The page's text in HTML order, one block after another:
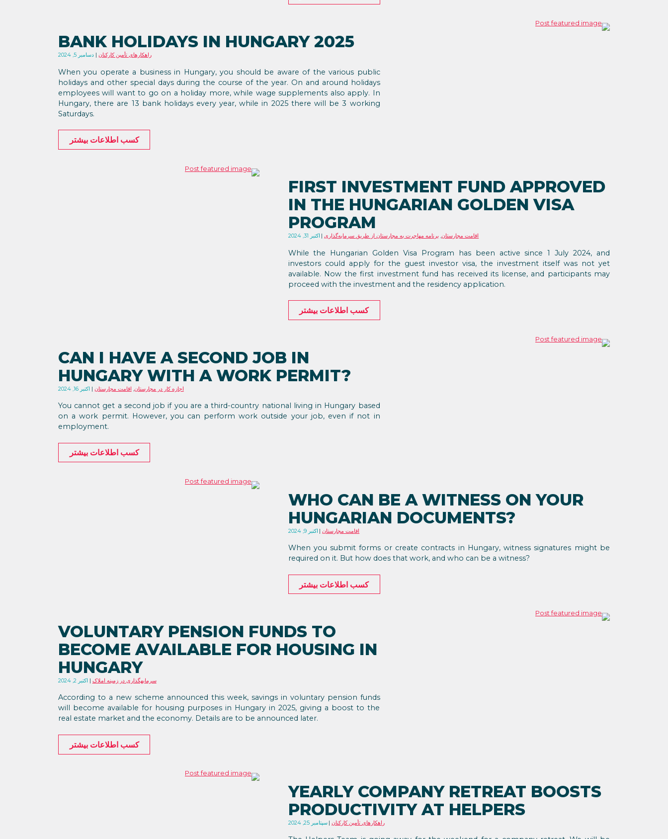
BANK HOLIDAYS IN HUNGARY 2025
دسامبر 5, 2024 راهکارهای تأمین کارکنان
When you operate a business in Hungary, you should be aware of the various public
holidays and other special days during the course of the year. On and around holidays
employees will want to go on a holiday more, while wage supplements also apply. In
Hungary, there are 13 bank holidays every year, while in 2025 there will be 3 working
Saturdays.
کسب اطلاعات بیشتر
FIRST INVESTMENT FUND APPROVED
IN THE HUNGARIAN GOLDEN VISA
PROGRAM
اکتبر 31, 2024 اقامت مجارستان, برنامه مهاجرت به مجارستان از طریق سرمایه‌گذاری
While the Hungarian Golden Visa Program has been active since 1 July 2024, and
investors could apply for the guest investor visa, the investment itself was not yet
available. Now the first investment fund has received its license, and participants may
proceed with the investment and the residency application.
کسب اطلاعات بیشتر
CAN I HAVE A SECOND JOB IN
HUNGARY WITH A WORK PERMIT?
اکتبر 16, 2024 اجازه کار در مجارستان اقامت مجارستان
You cannot get a second job if you are a third-country national living in Hungary based
on a work permit. However, you can perform work outside your job, even if not in
employment.
کسب اطلاعات بیشتر
WHO CAN BE A WITNESS ON YOUR
HUNGARIAN DOCUMENTS?
اکتبر 9, 2024 اقامت مجارستان
When you submit forms or create contracts in Hungary, witness signatures might be
required on it. But how does that work, and who can be a witness?
کسب اطلاعات بیشتر
VOLUNTARY PENSION FUNDS TO
BECOME AVAILABLE FOR HOUSING IN
HUNGARY
اکتبر 2, 2024 سرمایهگذاری در زمینه املاک
According to a new scheme announced this week, savings in voluntary pension funds
will become available for housing purposes in Hungary in 2025, giving a boost to the
real estate market and the economy. Details are to be announced later.
کسب اطلاعات بیشتر
YEARLY COMPANY RETREAT BOOSTS
PRODUCTIVITY AT HELPERS
سپتامبر 25, 2024 راهکارهای تأمین کارکنان